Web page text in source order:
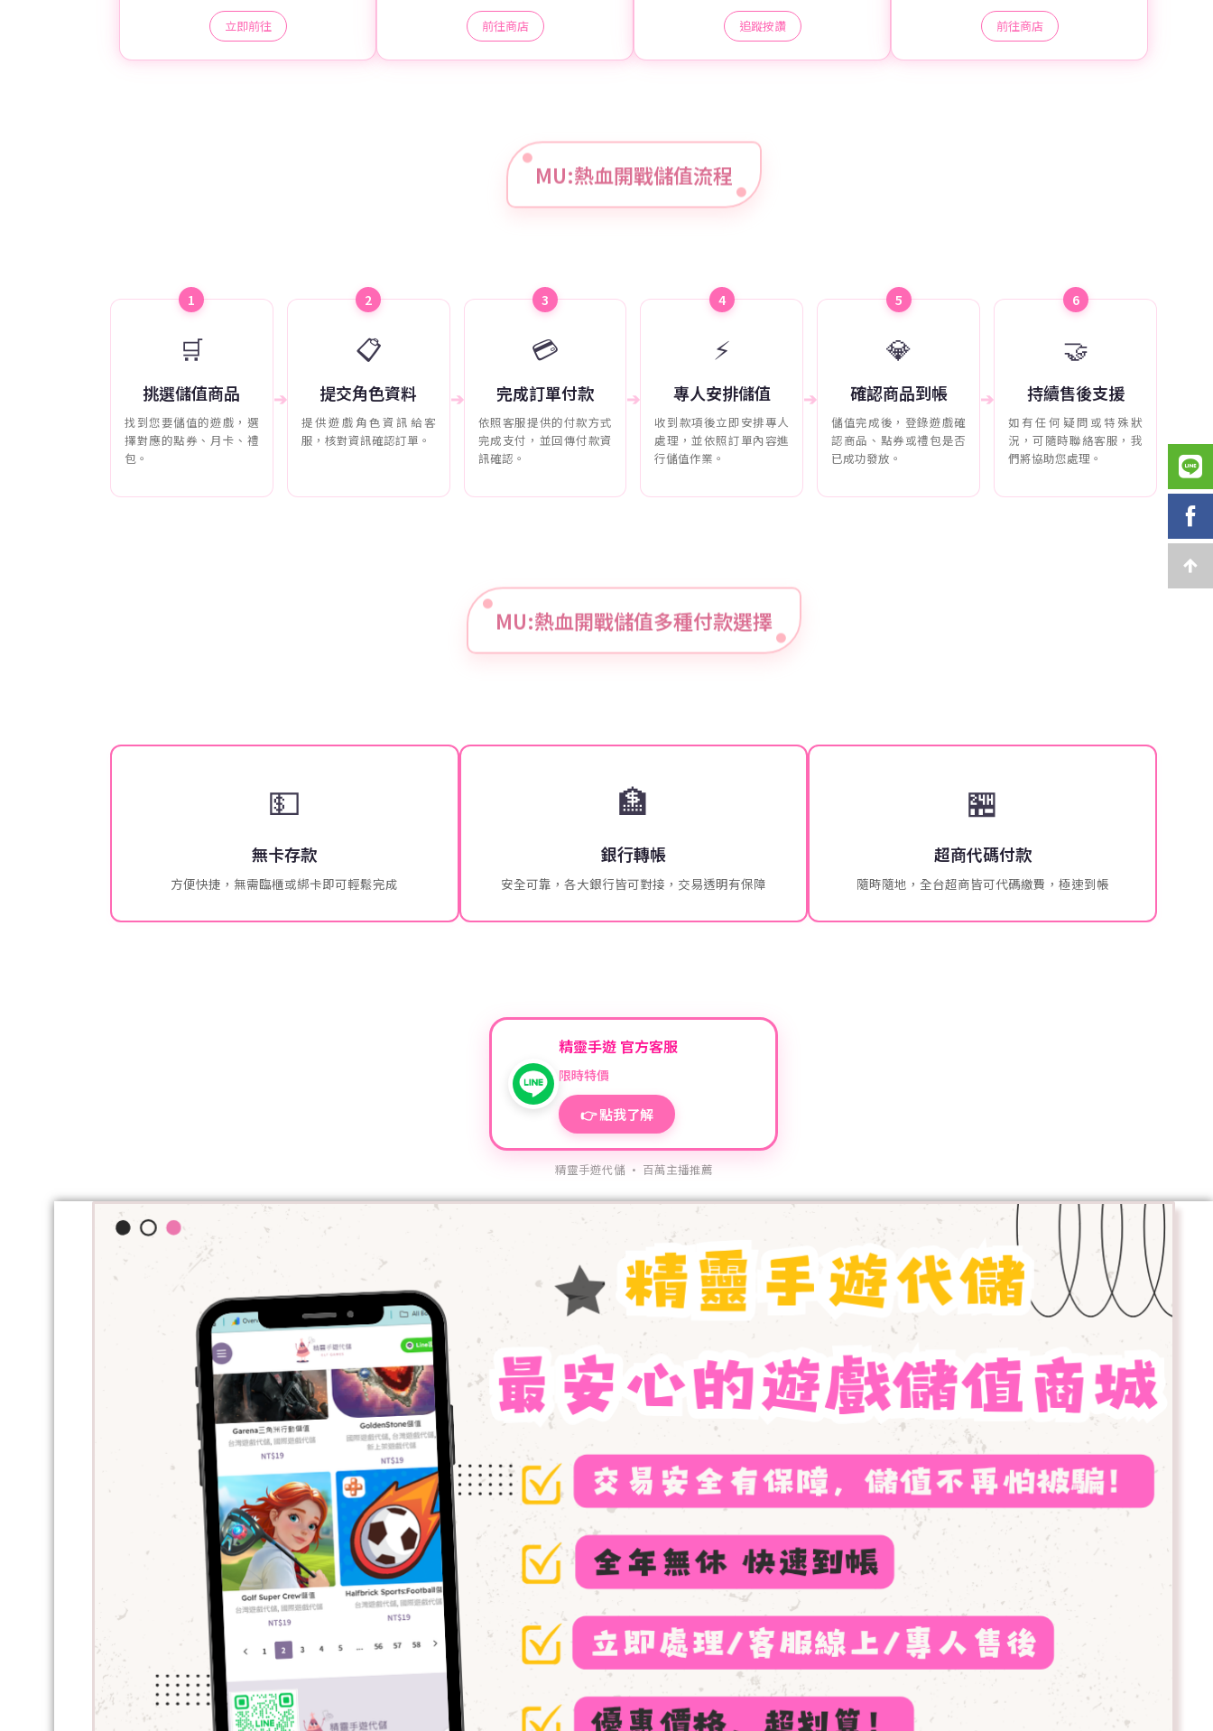
立即前往 前往商店 追蹤按讚 前往商店
MU:熱血開戰儲值流程
1
🛒
挑選儲值商品
找到您要儲值的遊戲，選
擇對應的點券、月卡、禮
包。
➔
2
📋
提交角色資料
提供遊戲角色資訊給客
服，核對資訊確認訂單。
➔
3
💳
完成訂單付款
依照客服提供的付款方式
完成支付，並回傳付款資
訊確認。
➔
4
⚡
專人安排儲值
收到款項後立即安排專人
處理，並依照訂單內容進
行儲值作業。
➔
5
💎
確認商品到帳
儲值完成後，登錄遊戲確
認商品、點券或禮包是否
已成功發放。
➔
6
🤝
持續售後支援
如有任何疑問或特殊狀
況，可隨時聯絡客服，我
們將協助您處理。
MU:熱血開戰儲值多種付款選擇
💵
無卡存款
方便快捷，無需臨櫃或綁卡即可輕鬆完成
🏦
銀行轉帳
安全可靠，各大銀行皆可對接，交易透明有保障
🏪
超商代碼付款
隨時隨地，全台超商皆可代碼繳費，極速到帳
精靈手遊 官方客服
限時特價
👉 點我了解
精靈手遊代儲 · 百萬主播推薦